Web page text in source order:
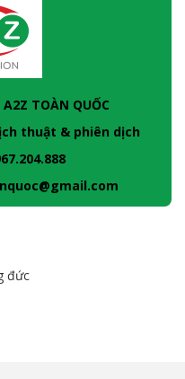
A2Z TOÀN QUỐC
thuật & phiên dịch
đức